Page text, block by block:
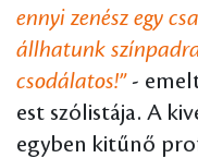
ennyi zenész egy
állhatunk
csodálatos!”-
est szólistája. A
egyben kitűnő